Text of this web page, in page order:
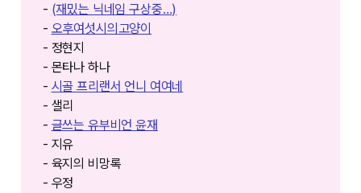
- (재밌는 닉네임 구상중…)
- 오후여섯시의고양이
- 정현지
- 몬타나 하나
- 시골 프리랜서 언니 여여네
- 샐리
- 글쓰는 유부비언 윤재
- 지유
- 육지의 비망록
- 우정